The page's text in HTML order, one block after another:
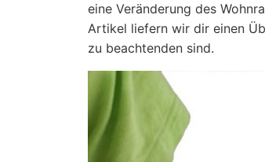
eine Veränderung des
Artikel liefern wir dir einen
zu beachtenden sind.